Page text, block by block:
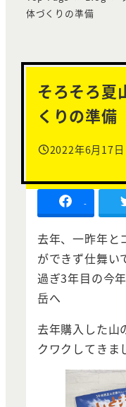
体づくりの準備
そろそろ夏
くりの準備
投稿日
2022年6月17日
-
去年、一昨年と
ができず仕舞い
過ぎ3年目の今
岳へ
去年購入した山
クワクしてきま